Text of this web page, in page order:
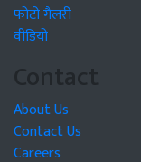
फोटो गैलरी
वीडियो
Contact
About Us
Contact Us
Careers